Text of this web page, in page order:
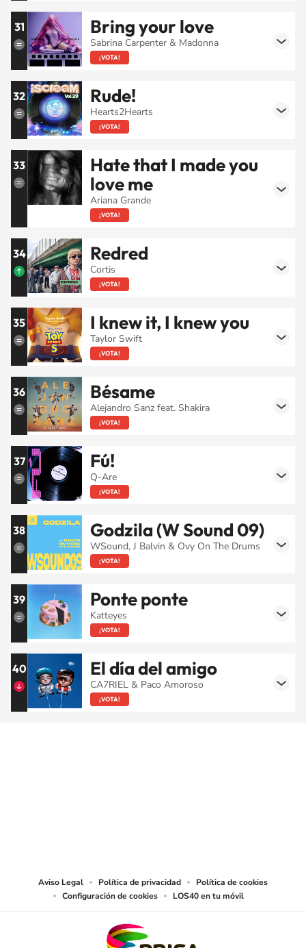
31 Bring your love
Sabrina Carpenter & Madonna
¡VOTA!
32 Rude!
Hearts2Hearts
¡VOTA!
33
Hate that I made you
love me
Ariana Grande
¡VOTA!
34 Redred
Cortis
¡VOTA!
35 I knew it, I knew you
Taylor Swift
¡VOTA!
36 Bésame
Alejandro Sanz feat. Shakira
¡VOTA!
37 Fú!
Q-Are
¡VOTA!
38 Godzila (W Sound 09)
WSound, J Balvin & Ovy On The Drums
¡VOTA!
39 Ponte ponte
Katteyes
¡VOTA!
40 El día del amigo
CA7RIEL & Paco Amoroso
¡VOTA!
Aviso Legal Política de privacidad
Política de cookies
Configuración de cookies
LOS40 en tu móvil